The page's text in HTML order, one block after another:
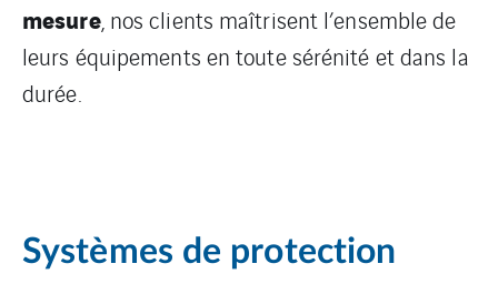
mesure, nos clients maîtrisent l’ensemble de
leurs équipements en toute sérénité et dans la
durée.
Systèmes de protection